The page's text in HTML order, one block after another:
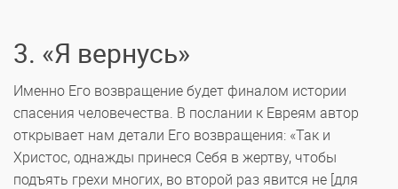
3. «Я вернусь»
Именно Его возвращение будет финалом истории
спасения человечества. В послании к Евреям автор
открывает нам детали Его возвращения: «Так и
Христос, однажды принеся Себя в жертву, чтобы
подъять грехи многих, во второй раз явится не [для